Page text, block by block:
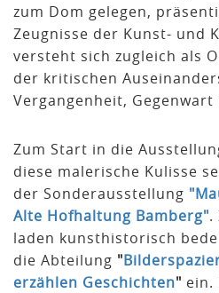
zum Dom gelegen,
Zeugnisse der Kunst- und
versteht sich zugleich als
der kritischen
Vergangenheit,
Zum Start in die
diese malerische Kulisse
der Sonderausstellung
Alte Hofhaltung Bamberg".
laden kunsthistorisch
die Abteilung "
erzählen Geschichten" ein.